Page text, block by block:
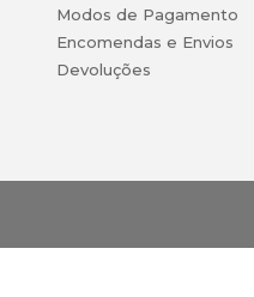
Modos de Pagamento
Encomendas e Envios
Devoluções